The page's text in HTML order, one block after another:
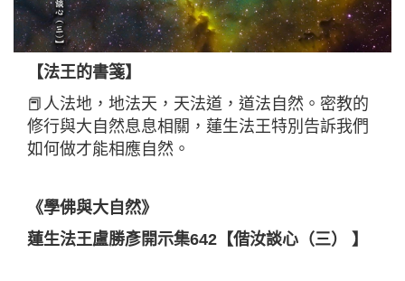
【法王的書箋】
📕人法地，地法天，天法道，道法自然。密教的
修行與大自然息息相關，蓮生法王特別告訴我們
如何做才能相應自然。
《學佛與大自然》
蓮生法王盧勝彥開示集642【偕汝談心（三） 】